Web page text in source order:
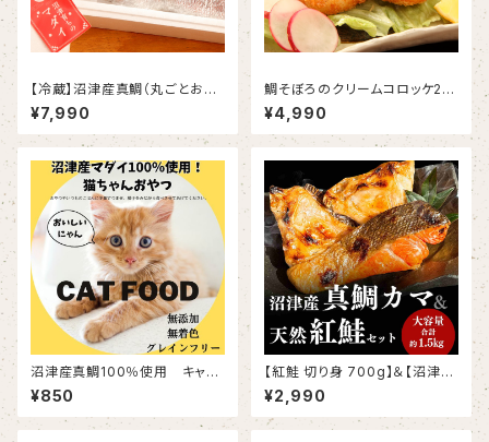
【冷蔵】沼津産真鯛（丸ごとお届
け）約1.5kg×2尾（合計 約3㎏）
¥7,990
鯛そぼろのクリームコロッケ20
粒 バラ凍結
¥4,990
沼津産真鯛100％使用 キャッ
¥850
【紅鮭 切り身 700g】＆【沼津
鯛 カマ 800g】
¥2,990